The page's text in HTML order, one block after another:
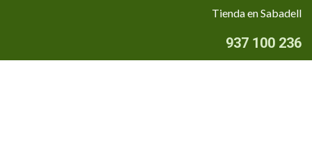
Tienda en Sabadell
937 100 236